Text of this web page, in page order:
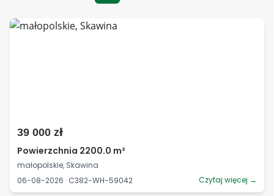
39 000 zł
Powierzchnia 2200.0 m²
małopolskie, Skawina
06-08-2026 · C382-WH-59042
Czytaj więcej →